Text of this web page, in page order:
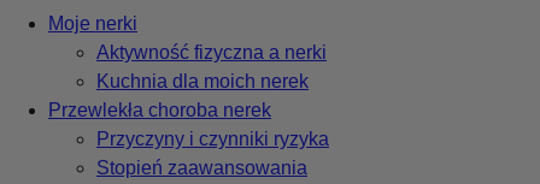
Moje nerki
Aktywność fizyczna a nerki
Kuchnia dla moich nerek
Przewlekła choroba nerek
Przyczyny i czynniki ryzyka
Stopień zaawansowania